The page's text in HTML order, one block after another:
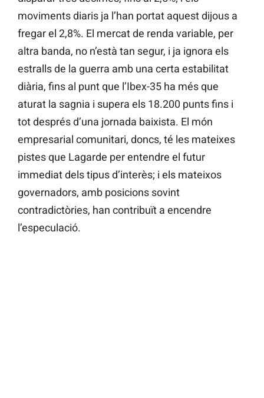
moviments diaris ja l’han portat aquest dijous a
fregar el 2,8%. El mercat de renda variable, per
altra banda, no n’està tan segur, i ja ignora els
estralls de la guerra amb una certa estabilitat
diària, fins al punt que l’Ibex-35 ha més que
aturat la sagnia i supera els 18.200 punts fins i
tot després d’una jornada baixista. El món
empresarial comunitari, doncs, té les mateixes
pistes que Lagarde per entendre el futur
immediat dels tipus d’interès; i els mateixos
governadors, amb posicions sovint
contradictòries, han contribuït a encendre
l’especulació.